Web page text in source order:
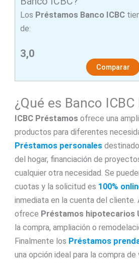
Los Préstamos Banco ICBC
de:
3,0
Comparar
¿Qué es Banco
ICBC Préstamos ofrece una
productos para diferentes
Préstamos personales
del hogar, financiación de
cualquier otra necesidad. Se
cuotas y la solicitud es 100%
inmediata en la cuenta del cliente.
ofrece Préstamos hipotecarios
la compra, ampliación o
Finalmente los Préstamos
una opción ideal para la compra